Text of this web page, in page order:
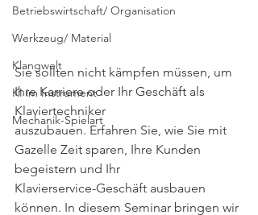
Betriebswirtschaft/ Organisation
Werkzeug/ Material
Klangwelt
KI im Instrument
Mechanik-Spielart
Sie sollten nicht kämpfen müssen, um
Ihre Karriere oder Ihr Geschäft als
Klaviertechniker
auszubauen. Erfahren Sie, wie Sie mit
Gazelle Zeit sparen, Ihre Kunden
begeistern und Ihr
Klavierservice-Geschäft ausbauen
können. In diesem Seminar bringen wir